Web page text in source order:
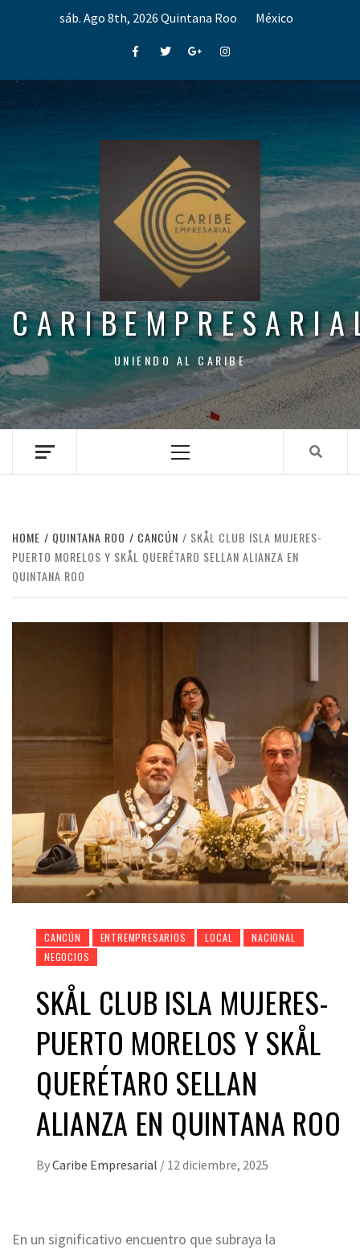
sáb. Ago 8th, 2026 Quintana Roo México
FacebookTwitterGoogle+Instagram
UNIENDO AL CARIBE
Menu
HOME QUINTANA ROO CANCÚN
SKÅL CLUB ISLA MUJERES-
PUERTO MORELOS Y SKÅL QUERÉTARO SELLAN ALIANZA EN
QUINTANA ROO
CANCÚN ENTREMPRESARIOS LOCAL
NACIONAL
NEGOCIOS
SKÅL CLUB ISLA MUJERES-
PUERTO MORELOS Y SKÅL
QUERÉTARO SELLAN
ALIANZA EN QUINTANA ROO
ByCaribe Empresarial / 12 diciembre, 2025
En un significativo encuentro que subraya la